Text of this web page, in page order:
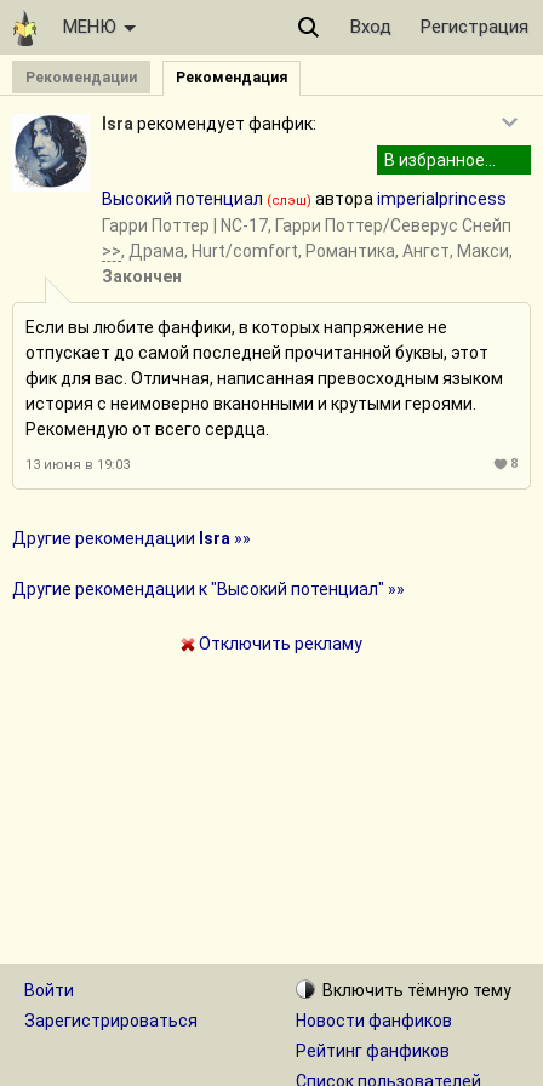
МЕНЮ Вход Регистрация
Рекомендации Рекомендация
Isra рекомендует фанфик:
Высокий потенциал (слэш) автора imperialprincess
Гарри Поттер | NC-17, Гарри Поттер/Северус Снейп
>>, Драма, Hurt/comfort, Романтика, Ангст, Макси,
Закончен
Если вы любите фанфики, в которых напряжение не
отпускает до самой последней прочитанной буквы, этот
фик для вас. Отличная, написанная превосходным языком
история с неимоверно вканонными и крутыми героями.
Рекомендую от всего сердца.
13 июня в 19:03 8
Другие рекомендации Isra »»
Другие рекомендации к "Высокий потенциал" »»
Отключить рекламу
Войти
Зарегистрироваться
Включить тёмную тему
Новости фанфиков
Рейтинг фанфиков
Список пользователей